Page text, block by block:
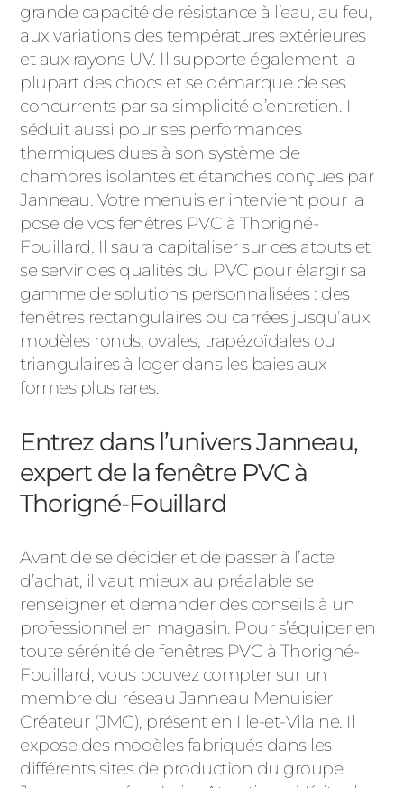
grande capacité de résistance à l’eau, au feu,
aux variations des températures extérieures
et aux rayons UV. Il supporte également la
plupart des chocs et se démarque de ses
concurrents par sa simplicité d’entretien. Il
séduit aussi pour ses performances
thermiques dues à son système de
chambres isolantes et étanches conçues par
Janneau. Votre menuisier intervient pour la
pose de vos fenêtres PVC à Thorigné-
Fouillard. Il saura capitaliser sur ces atouts et
se servir des qualités du PVC pour élargir sa
gamme de solutions personnalisées : des
fenêtres rectangulaires ou carrées jusqu’aux
modèles ronds, ovales, trapézoïdales ou
triangulaires à loger dans les baies aux
formes plus rares.
Entrez dans l’univers Janneau,
expert de la fenêtre PVC à
Thorigné-Fouillard
Avant de se décider et de passer à l’acte
d’achat, il vaut mieux au préalable se
renseigner et demander des conseils à un
professionnel en magasin. Pour s’équiper en
toute sérénité de fenêtres PVC à Thorigné-
Fouillard, vous pouvez compter sur un
membre du réseau Janneau Menuisier
Créateur (JMC), présent en Ille-et-Vilaine. Il
expose des modèles fabriqués dans les
différents sites de production du groupe